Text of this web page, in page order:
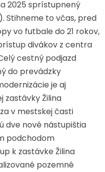
2025 sprístupnený
Stihneme to včas, pred
vo futbale do 21 rokov,
divákov z centra
cestný podjazd
do prevádzky
je aj
zastávky Žilina
v mestskej časti
dve nové nástupištia
podchodom
k zastávke Žilina
pozemné